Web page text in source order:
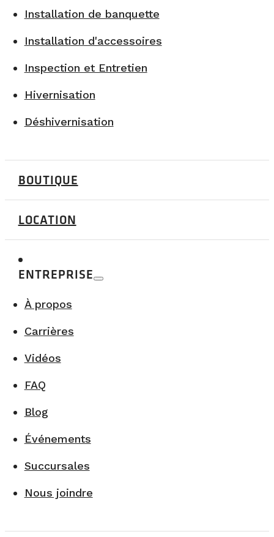
Installation de banquette
Installation d'accessoires
Inspection et Entretien
Hivernisation
Déshivernisation
BOUTIQUE
LOCATION
ENTREPRISE
À propos
Carrières
Vidéos
FAQ
Blog
Événements
Succursales
Nous joindre